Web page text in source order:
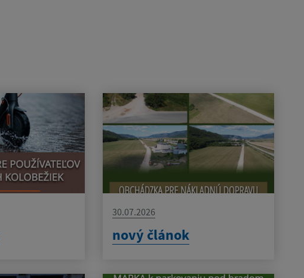
30.07.2026
nový článok